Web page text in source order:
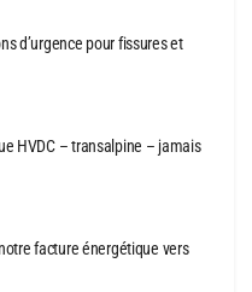
d’urgence pour fissures et
HVDC – transalpine – jamais
facture énergétique vers